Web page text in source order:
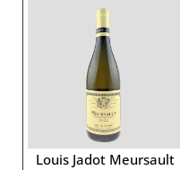
Louis Jadot Meursault